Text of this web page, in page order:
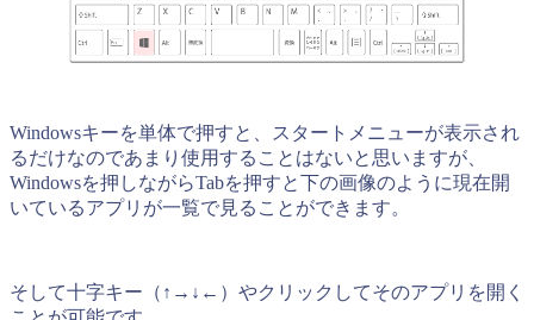
Windowsキーを単体で押すと、スタートメニューが表示され
るだけなのであまり使用することはないと思いますが、
Windowsを押しながらTabを押すと下の画像のように現在開
いているアプリが一覧で見ることができます。
そして十字キー（↑→↓←）やクリックしてそのアプリを開く